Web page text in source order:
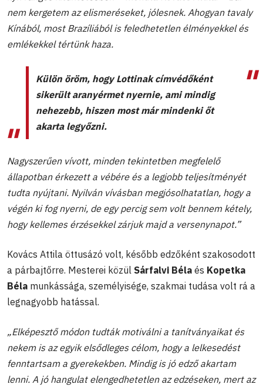
nem kergetem az elismeréseket, jólesnek. Ahogyan tavaly
Kínából, most Brazíliából is feledhetetlen élményekkel és
emlékekkel tértünk haza.
Külön öröm, hogy Lottinak címvédőként
sikerült aranyérmet nyernie, ami mindig
nehezebb, hiszen most már mindenki őt
akarta legyőzni.
Nagyszerűen vívott, minden tekintetben megfelelő
állapotban érkezett a vébére és a legjobb teljesítményét
tudta nyújtani. Nyilván vívásban megjósolhatatlan, hogy a
végén ki fog nyerni, de egy percig sem volt bennem kétely,
hogy kellemes érzésekkel zárjuk majd a versenynapot.”
Kovács Attila öttusázó volt, később edzőként szakosodott
a párbajtőrre. Mesterei közül Sárfalvi Béla és Kopetka
Béla munkássága, személyisége, szakmai tudása volt rá a
legnagyobb hatással.
„Elképesztő módon tudták motiválni a tanítványaikat és
nekem is az egyik elsődleges célom, hogy a lelkesedést
fenntartsam a gyerekekben. Mindig is jó edző akartam
lenni. A jó hangulat elengedhetetlen az edzéseken, mert az